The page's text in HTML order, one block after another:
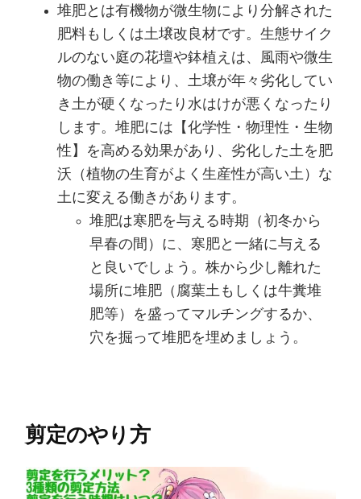
堆肥とは有機物が微生物により分解された
肥料もしくは土壌改良材です。生態サイク
ルのない庭の花壇や鉢植えは、風雨や微生
物の働き等により、土壌が年々劣化してい
き土が硬くなったり水はけが悪くなったり
します。堆肥には【化学性・物理性・生物
性】を高める効果があり、劣化した土を肥
沃（植物の生育がよく生産性が高い土）な
土に変える働きがあります。
堆肥は寒肥を与える時期（初冬から
早春の間）に、寒肥と一緒に与える
と良いでしょう。株から少し離れた
場所に堆肥（腐葉土もしくは牛糞堆
肥等）を盛ってマルチングするか、
穴を掘って堆肥を埋めましょう。
剪定のやり方